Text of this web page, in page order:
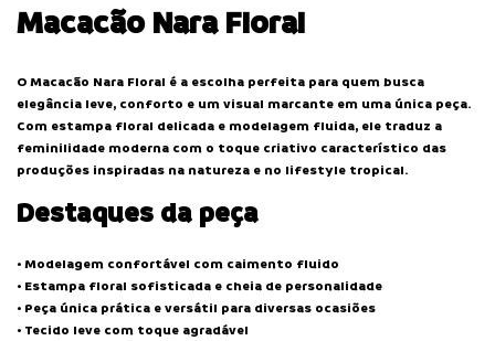
Macacão Nara Floral
O Macacão Nara Floral é a escolha perfeita para quem busca
elegância leve, conforto e um visual marcante em uma única peça.
Com estampa floral delicada e modelagem fluida, ele traduz a
feminilidade moderna com o toque criativo característico das
produções inspiradas na natureza e no lifestyle tropical.
Destaques da peça
• Modelagem confortável com caimento fluido
• Estampa floral sofisticada e cheia de personalidade
• Peça única prática e versátil para diversas ocasiões
• Tecido leve com toque agradável